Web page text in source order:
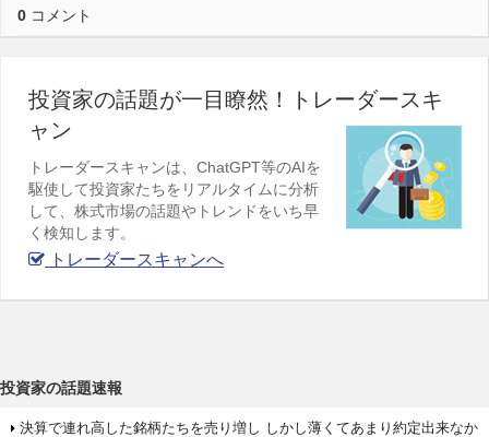
0 コメント
投資家の話題が一目瞭然！トレーダースキ
ャン
トレーダースキャンは、ChatGPT等のAIを
駆使して投資家たちをリアルタイムに分析
して、株式市場の話題やトレンドをいち早
く検知します。
トレーダースキャンへ
投資家の話題速報
決算で連れ高した銘柄たちを売り増し しかし薄くてあまり約定出来なか